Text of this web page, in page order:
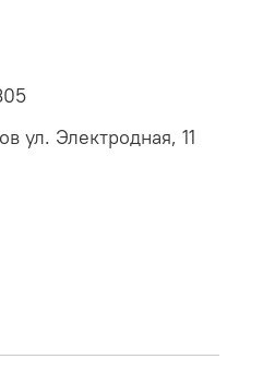
ул. Электродная, 11